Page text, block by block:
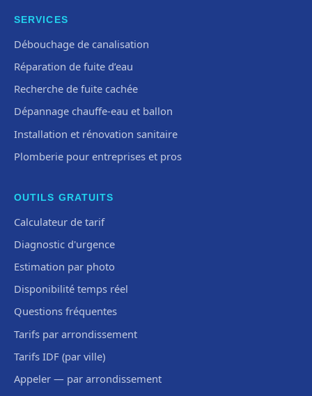
SERVICES
Débouchage de canalisation
Réparation de fuite d’eau
Recherche de fuite cachée
Dépannage chauffe-eau et ballon
Installation et rénovation sanitaire
Plomberie pour entreprises et pros
OUTILS GRATUITS
Calculateur de tarif
Diagnostic d'urgence
Estimation par photo
Disponibilité temps réel
Questions fréquentes
Tarifs par arrondissement
Tarifs IDF (par ville)
Appeler — par arrondissement